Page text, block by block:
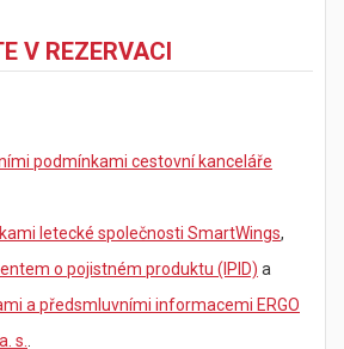
V REZERVACI
podmínkami cestovní kanceláře
letecké společnosti SmartWings,
o pojistném produktu (IPID) a
a předsmluvními informacemi ERGO
s.